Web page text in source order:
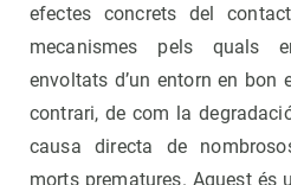
efectes concrets del
mecanismes pels quals
envoltats d’un entorn en bon
contrari, de com la
causa directa de
morts prematures. Aquest és